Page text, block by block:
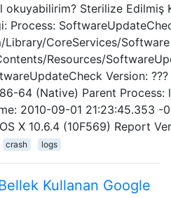
okuyabilirim? Sterilize Edilmiş
Process:
Library/CoreServices/Software
Resources/
Version: ???
64 (Native) Parent Process:
2010-09-01 21:23:45.353 -
X 10.6.4 (10F569) Report
crash logs
Kullanan Google